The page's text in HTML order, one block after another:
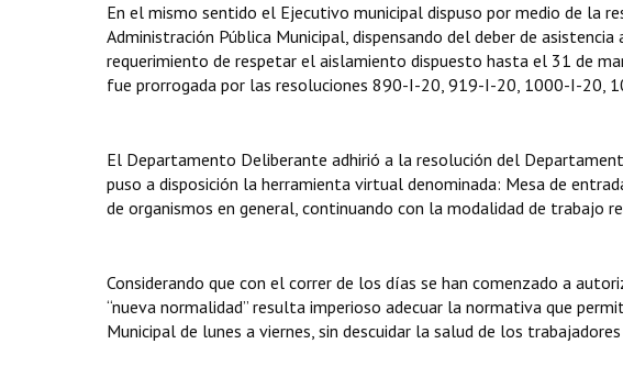
En el mismo sentido el Ejecutivo municipal dispuso por medio de la
Administración Pública Municipal, dispensando del deber de
requerimiento de respetar el aislamiento dispuesto hasta el 31 de
fue prorrogada por las resoluciones 890-I-20, 919-I-20, 1000-I-20,
El Departamento Deliberante adhirió a la resolución del
puso a disposición la herramienta virtual denominada: Mesa de
de organismos en general, continuando con la modalidad de trabajo
Considerando que con el correr de los días se han comenzado a
“nueva normalidad” resulta imperioso adecuar la normativa que
Municipal de lunes a viernes, sin descuidar la salud de los